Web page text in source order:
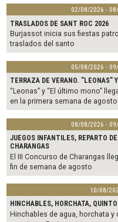
02/08/2026 -
TRASLADOS DE SANT ROC 2026
Burjassot inicia sus fiestas
traslados del santo
05/08/2026 -
TERRAZA DE VERANO. "LEONAS"
“Leonas” y “El último mono”
en la primera semana de agosto
08/08/2026 -
JUEGOS INFANTILES, REPARTO
CHARANGAS
El III Concurso de Charangas
fin de semana de agosto
10/08/
HINCHABLES, HORCHATA,
Hinchables de agua, horchata y